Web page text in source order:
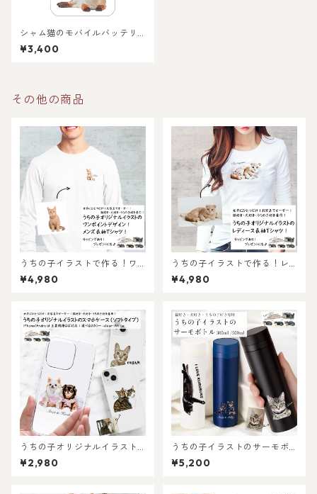
シャム猫のモバイルバッテリ
ー インジケーター付き
¥3,400
その他の商品
うちの子イラストで作る！ワ
ンポイントメンズ長袖Tシャ
ツ！猫好き・犬好き・うちの
ングギフトあり！プレゼント
にもおすすめ♪
¥4,980
うちの子イラストで作る！レ
ディース長袖Tシャツ！猫好
き・犬好き・うちの子好き専
トあり！プレゼントにもおす
すめ♪
¥4,980
うちの子オリジナルイラスト
のソフトスマホケース！iPhon
e・Android対応！丈夫なハー
¥2,980
うちの子イラストのサーモボ
トル 300ml・500ml 選べる
スリム水筒（犬/猫/うちの子グ
¥5,200